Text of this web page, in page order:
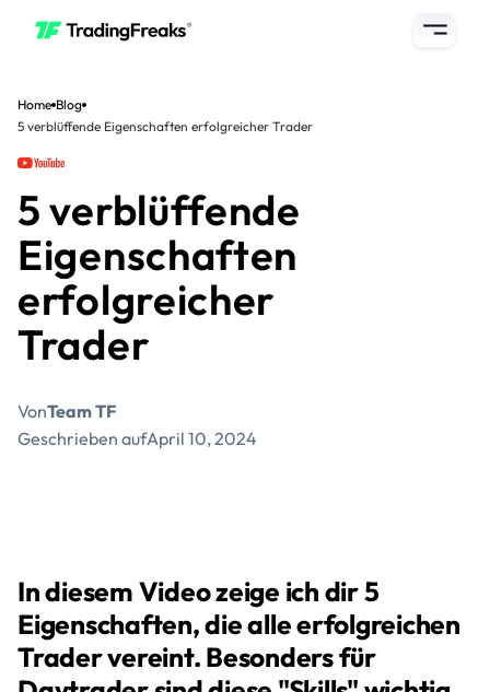
Home Blog
5 verblüffende Eigenschaften erfolgreicher Trader
5 verblüffende
Eigenschaften
erfolgreicher
Trader
VonTeam TF
Geschrieben aufApril 10, 2024
In diesem Video zeige ich dir 5
Eigenschaften, die alle erfolgreichen
Trader vereint. Besonders für